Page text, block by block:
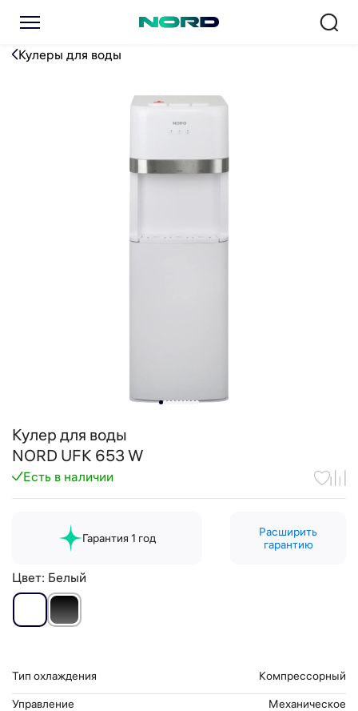
Кулер для воды NORD UFK
Кулеры для воды
Кулер для воды
NORD UFK 653 W
Есть в наличии
Гарантия 1 год
Расширить
гарантию
Цвет: Белый
Тип охлаждения
Компрессорный
Управление
Механическое